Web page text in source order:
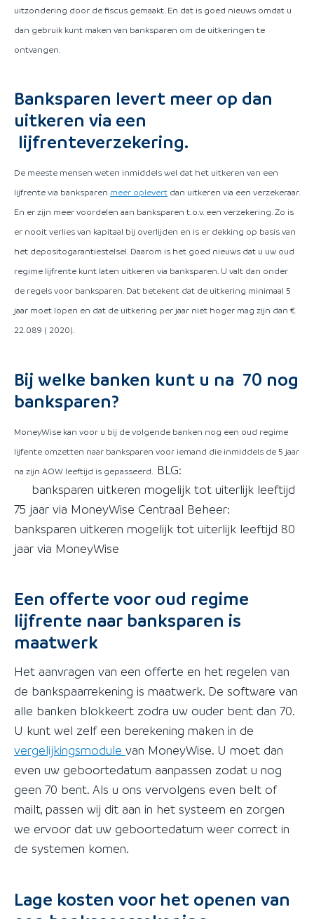
uitzondering door de fiscus gemaakt. En dat is goed nieuws omdat u
dan gebruik kunt maken van banksparen om de uitkeringen te
ontvangen.
Banksparen levert meer op dan
uitkeren via een
lijfrenteverzekering.
De meeste mensen weten inmiddels wel dat het uitkeren van een
lijfrente via banksparen meer oplevert dan uitkeren via een verzekeraar.
En er zijn meer voordelen aan banksparen t.o.v. een verzekering. Zo is
er nooit verlies van kapitaal bij overlijden en is er dekking op basis van
het depositogarantiestelsel. Daarom is het goed nieuws dat u uw oud
regime lijfrente kunt laten uitkeren via banksparen. U valt dan onder
de regels voor banksparen. Dat betekent dat de uitkering minimaal 5
jaar moet lopen en dat de uitkering per jaar niet hoger mag zijn dan €
22.089 ( 2020).
Bij welke banken kunt u na 70 nog
banksparen?
MoneyWise kan voor u bij de volgende banken nog een oud regime
lijfente omzetten naar banksparen voor iemand die inmiddels de 5 jaar
na zijn AOW leeftijd is gepasseerd.
BLG:
banksparen uitkeren mogelijk tot uiterlijk leeftijd
75 jaar via MoneyWise Centraal Beheer:
banksparen uitkeren mogelijk tot uiterlijk leeftijd 80
jaar via MoneyWise
Een offerte voor oud regime
lijfrente naar banksparen is
maatwerk
Het aanvragen van een offerte en het regelen van
de bankspaarrekening is maatwerk. De software van
alle banken blokkeert zodra uw ouder bent dan 70.
U kunt wel zelf een berekening maken in de
vergelijkingsmodule van MoneyWise. U moet dan
even uw geboortedatum aanpassen zodat u nog
geen 70 bent. Als u ons vervolgens even belt of
mailt, passen wij dit aan in het systeem en zorgen
we ervoor dat uw geboortedatum weer correct in
de systemen komen.
Lage kosten voor het openen van